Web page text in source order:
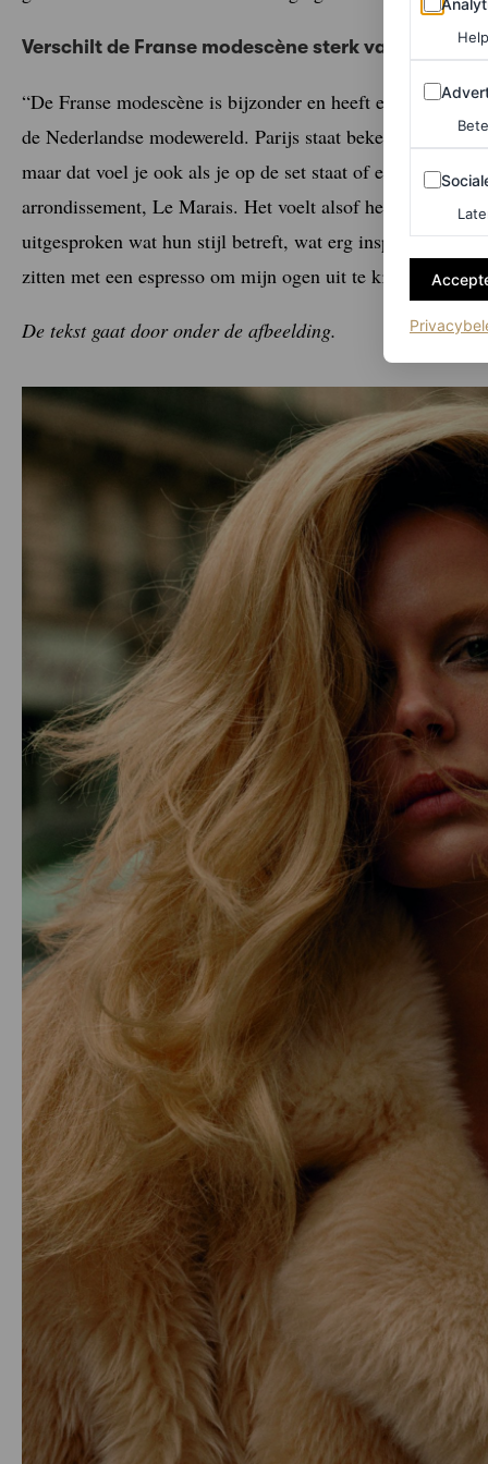
Verschilt de Franse modescène sterk van de
“De Franse modescène is bijzonder en heeft een unieke
de Nederlandse modewereld. Parijs staat bekend om de
maar dat voel je ook als je op de set staat of een casting
arrondissement, Le Marais. Het voelt alsof het hier elke
uitgesproken wat hun stijl betreft, wat erg inspirerend is.
zitten met een espresso om mijn ogen uit te kijken.”
De tekst gaat door onder de afbeelding.
Sociale